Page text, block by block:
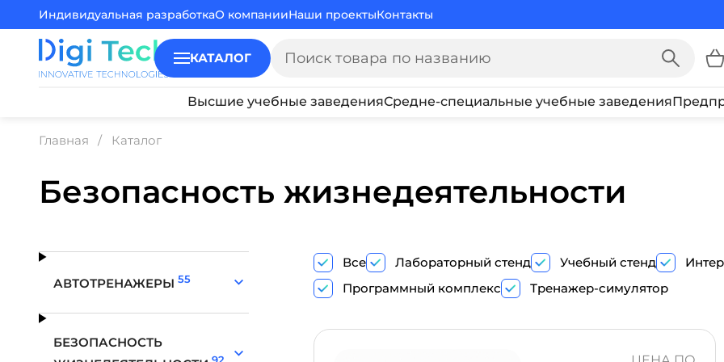
Индивидуальная разработкаО компанииНаши проектыКонтакты
КАТАЛОГ
Высшие учебные заведенияСредне-специальные учебные заведения
Главная Каталог
Безопасность жизнедеятельности
АВТОТРЕНАЖЕРЫ55
БЕЗОПАСНОСТЬ
Все Лабораторный стенд Учебный стенд
Программный комплекс
Тренажер-симулятор